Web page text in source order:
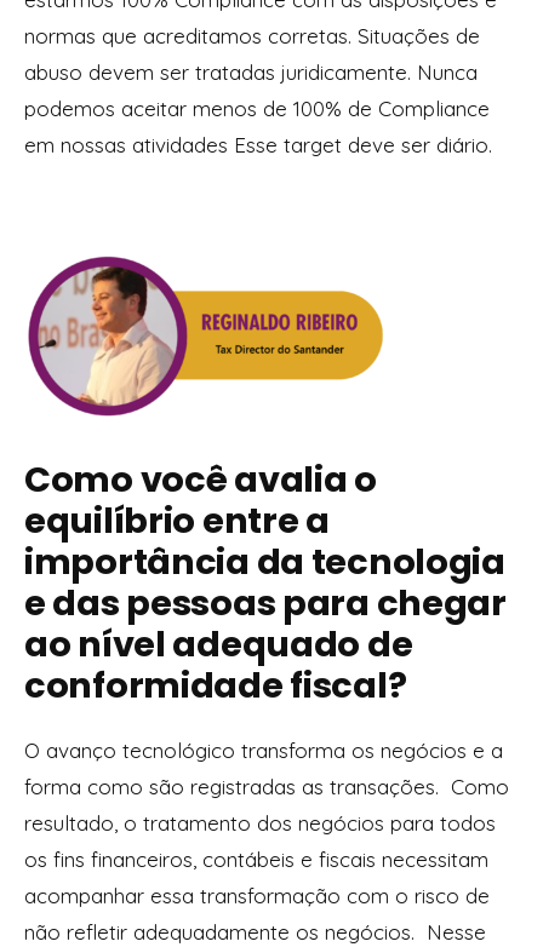
normas que acreditamos corretas. Situações de
abuso devem ser tratadas juridicamente. Nunca
podemos aceitar menos de 100% de Compliance
em nossas atividades Esse target deve ser diário.
Como você avalia o
equilíbrio entre a
importância da tecnologia
e das pessoas para chegar
ao nível adequado de
conformidade fiscal?
O avanço tecnológico transforma os negócios e a
forma como são registradas as transações. Como
resultado, o tratamento dos negócios para todos
os fins financeiros, contábeis e fiscais necessitam
acompanhar essa transformação com o risco de
não refletir adequadamente os negócios. Nesse